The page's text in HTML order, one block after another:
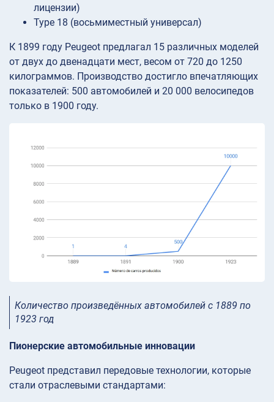
лицензии)
Type 18 (восьмиместный универсал)
К 1899 году Peugeot предлагал 15 различных моделей
от двух до двенадцати мест, весом от 720 до 1250
килограммов. Производство достигло впечатляющих
показателей: 500 автомобилей и 20 000 велосипедов
только в 1900 году.
Количество произведённых автомобилей с 1889 по
1923 год
Пионерские автомобильные инновации
Peugeot представил передовые технологии, которые
стали отраслевыми стандартами: